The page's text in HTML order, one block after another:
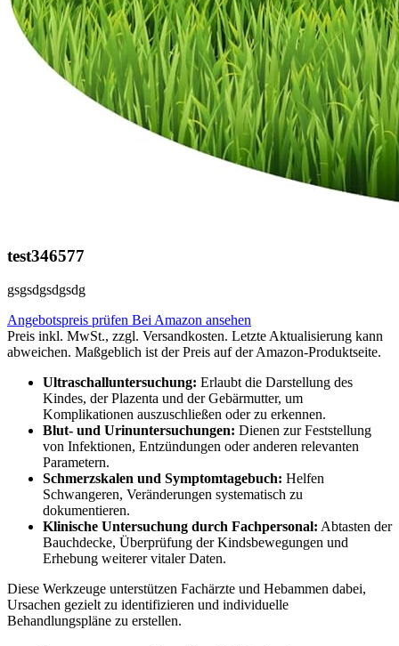
test346577
gsgsdgsdgsdg
Angebotspreis prüfen Bei Amazon ansehen
Preis inkl. MwSt., zzgl. Versandkosten. Letzte Aktualisierung kann
abweichen. Maßgeblich ist der Preis auf der Amazon-Produktseite.
Ultraschalluntersuchung: Erlaubt die Darstellung des
Kindes, der Plazenta und der Gebärmutter, um
Komplikationen auszuschließen oder zu erkennen.
Blut- und Urinuntersuchungen: Dienen zur Feststellung
von Infektionen, Entzündungen oder anderen relevanten
Parametern.
Schmerzskalen und Symptomtagebuch: Helfen
Schwangeren, Veränderungen systematisch zu
dokumentieren.
Klinische Untersuchung durch Fachpersonal: Abtasten der
Bauchdecke, Überprüfung der Kindsbewegungen und
Erhebung weiterer vitaler Daten.
Diese Werkzeuge unterstützen Fachärzte und Hebammen dabei,
Ursachen gezielt zu identifizieren und individuelle
Behandlungspläne zu erstellen.